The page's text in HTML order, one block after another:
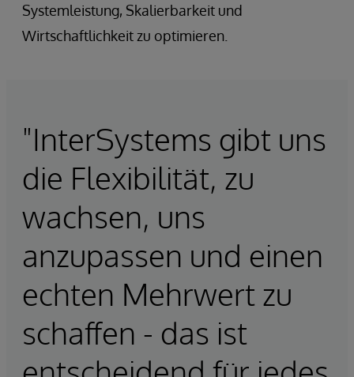
Systemleistung, Skalierbarkeit und
Wirtschaftlichkeit zu optimieren.
"InterSystems gibt uns
die Flexibilität, zu
wachsen, uns
anzupassen und einen
echten Mehrwert zu
schaffen - das ist